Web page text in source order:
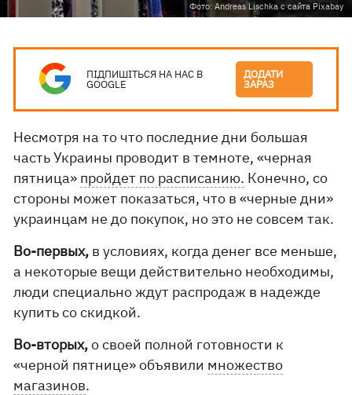
Фото: Andreas Lischka с сайта Pixabay
ПІДПИШІТЬСЯ НА НАС В
GOOGLE
ДОДАТИ
ЗАРАЗ
Несмотря на то что последние дни большая
часть Украины проводит в темноте, «черная
пятница» пройдет по расписанию. Конечно, со
стороны может показаться, что в «черные дни»
украинцам не до покупок, но это не совсем так.
Во-первых, в условиях, когда денег все меньше,
а некоторые вещи действительно необходимы,
люди специально ждут распродаж в надежде
купить со скидкой.
Во-вторых,о своей полной готовности к
«черной пятнице» объявили множество
магазинов.